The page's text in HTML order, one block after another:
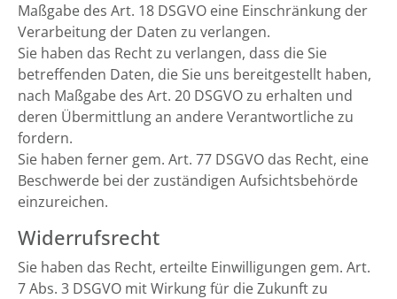
Maßgabe des Art. 18 DSGVO eine Einschränkung der
Verarbeitung der Daten zu verlangen.
Sie haben das Recht zu verlangen, dass die Sie
betreffenden Daten, die Sie uns bereitgestellt haben,
nach Maßgabe des Art. 20 DSGVO zu erhalten und
deren Übermittlung an andere Verantwortliche zu
fordern.
Sie haben ferner gem. Art. 77 DSGVO das Recht, eine
Beschwerde bei der zuständigen Aufsichtsbehörde
einzureichen.
Widerrufsrecht
Sie haben das Recht, erteilte Einwilligungen gem. Art.
7 Abs. 3 DSGVO mit Wirkung für die Zukunft zu